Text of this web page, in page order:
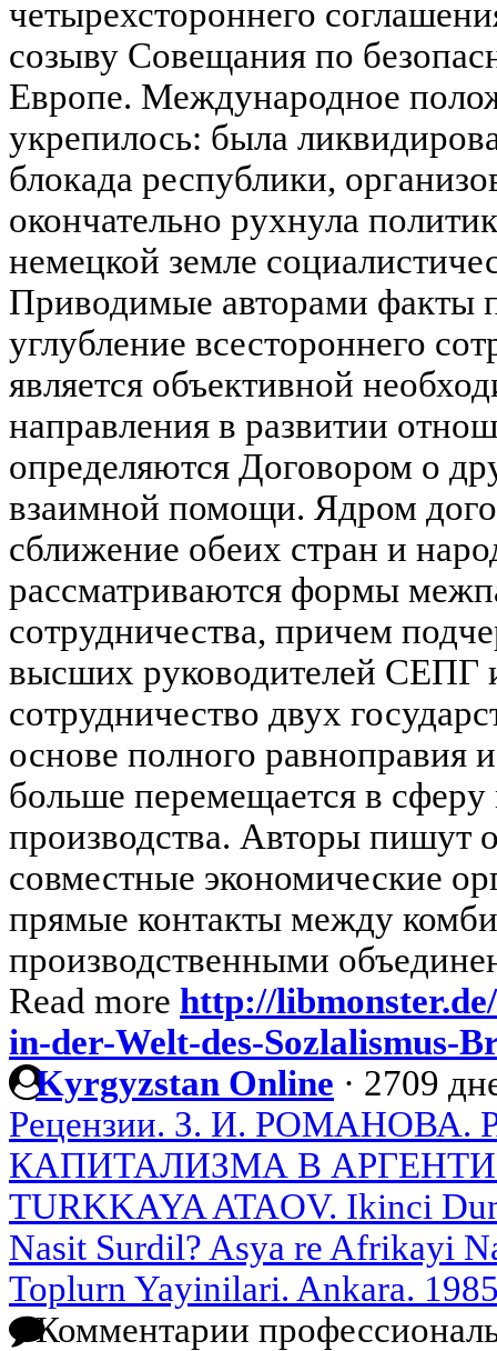
четырехстороннего
созыву Совещания по
Европе. Международное
укрепилось: была
блокада республики,
окончательно рухнула
немецкой земле
Приводимые авторами факты
углубление всестороннего
является объективной
направления в развитии
определяются Договором о
взаимной помощи. Ядром
сближение обеих стран и
рассматриваются формы
сотрудничества, причем
высших руководителей
сотрудничество двух
основе полного равноправия
больше перемещается в сферу
производства. Авторы пишут
совместные экономические
прямые контакты между
производственными
Read more http://
in-der-Welt-des-Sozlalismus-
Kyrgyzstan Online · 2709
Рецензии. З. И. РОМАНОВА.
КАПИТАЛИЗМА В
TURKKAYA ATAOV. Ikinci
Nasit Surdil? Asya re Afrikayi
Toplurn Yayinilari. Ankara.
Комментарии